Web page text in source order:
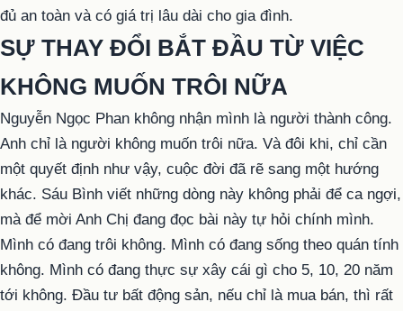
đủ an toàn và có giá trị lâu dài cho gia đình.
SỰ THAY ĐỔI BẮT ĐẦU TỪ VIỆC
KHÔNG MUỐN TRÔI NỮA
Nguyễn Ngọc Phan không nhận mình là người thành công.
Anh chỉ là người không muốn trôi nữa. Và đôi khi, chỉ cần
một quyết định như vậy, cuộc đời đã rẽ sang một hướng
khác. Sáu Bình viết những dòng này không phải để ca ngợi,
mà để mời Anh Chị đang đọc bài này tự hỏi chính mình.
Mình có đang trôi không. Mình có đang sống theo quán tính
không. Mình có đang thực sự xây cái gì cho 5, 10, 20 năm
tới không. Đầu tư bất động sản, nếu chỉ là mua bán, thì rất